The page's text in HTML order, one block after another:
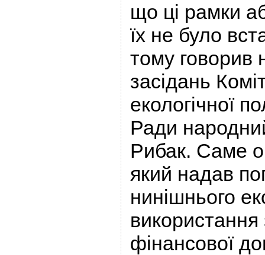
що ці рамки
їх не було
тому говорив
засідань
екологічної
Ради
Рибак. Саме
який надав
нинішнього
використання
фінансової